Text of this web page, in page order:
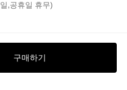
구매하기
,공휴일 휴무)